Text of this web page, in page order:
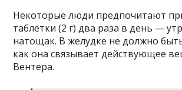
Некоторые люди предпочитают
таблетки (2 г) два раза в день —
натощак. В желудке не должно
как она связывает действующее
Вентера.